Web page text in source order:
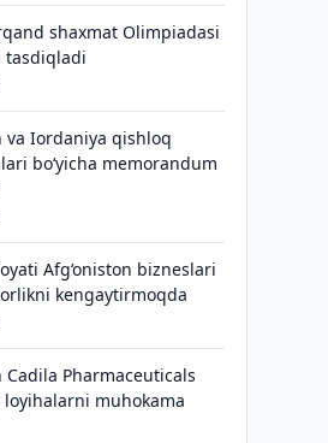
shaxmat Olimpiadasi
tasdiqladi
va Iordaniya qishloq
boʻyicha memorandum
Afg‘oniston bizneslari
kengaytirmoqda
Cadila Pharmaceuticals
muhokama